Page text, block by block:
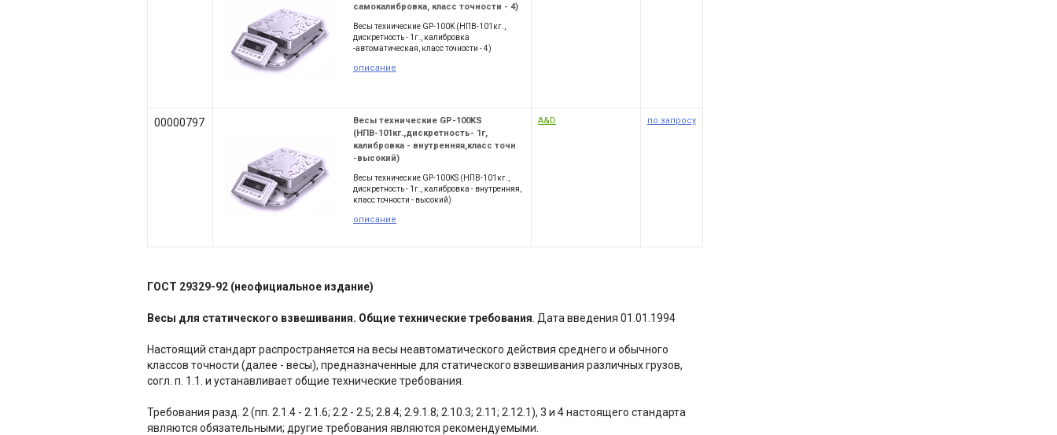
самокалибровка, класс точности - 4)
Весы технические GP-100K (НПВ-101кг.,
дискретность - 1г., калибровка
-автоматическая, класс точности - 4)
описание
00000797
Весы технические GP-100KS
(НПВ-101кг.,дискретность- 1г,
калибровка - внутренняя,класс точн
-высокий)
Весы технические GP-100KS (НПВ-101кг.,
дискретность - 1г., калибровка - внутренняя,
класс точности - высокий)
описание
A&D по запросу
ГОСТ 29329-92 (неофициальное издание)
Весы для статического взвешивания. Общие технические требования . Дата введения 01.01.1994
Настоящий стандарт распространяется на весы неавтоматического действия среднего и обычного
классов точности (далее - весы), предназначенные для статического взвешивания различных грузов,
согл. п. 1.1. и устанавливает общие технические требования.
Требования разд. 2 (пп. 2.1.4 - 2.1.6; 2.2 - 2.5; 2.8.4; 2.9.1.8; 2.10.3; 2.11; 2.12.1), 3 и 4 настоящего стандарта
являются обязательными; другие требования являются рекомендуемыми.